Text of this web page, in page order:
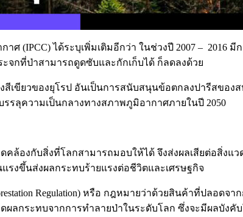
(IPCC) ได้ระบุเพิ่มเติมอีกว่า ในช่วงปี 2007 – 2016
จกที่ป่าสามารถดูดซับและกักเก็บได้ ก็ลดลงด้วย
งสีเขียวของยุโรป อันเป็นการสนับสนุนข้อตกลงปารีสขอ
รลุความเป็นกลางทางสภาพภูมิอากาศภายในปี 2050
คล้องกับสิ่งที่โลกสามารถมอบให้ได้ จึงส่งผลเสียต่อสิ่
งขึ้นส่งผลกระทบร้ายแรงต่อชีวิตและเศรษฐกิจ
Regulation) หรือ กฎหมายว่าด้วยสินค้าที่ปลอด
กระทบจากการทำลายป่าในระดับโลก ซึ่งจะมีผลบังคั